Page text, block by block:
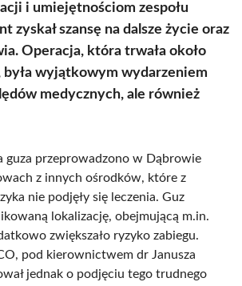
i umiejętnościom zespołu
zyskał szansę na dalsze życie oraz
Operacja, która trwała około
była wyjątkowym wydarzeniem
medycznych, ale również
guza przeprowadzono w Dąbrowie
z innych ośrodków, które z
nie podjęły się leczenia. Guz
lokalizację, obejmującą m.in.
zwiększało ryzyko zabiegu.
pod kierownictwem dr Janusza
jednak o podjęciu tego trudnego